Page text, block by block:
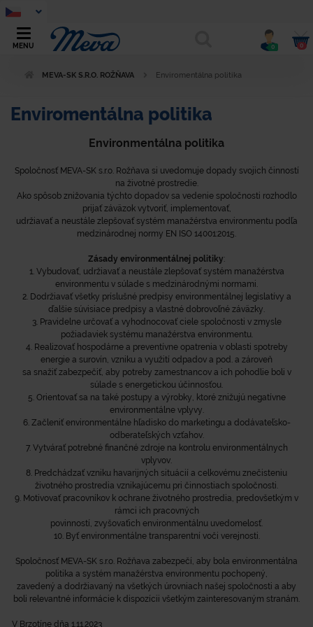
MENU 0 0
MEVA-SK S.R.O. ROŽŇAVA Enviromentálna politika
Enviromentálna politika
Environmentálna politika
Spoločnosť MEVA-SK s.r.o. Rožňava si uvedomuje dopady svojich činností
na životné prostredie.
Ako spôsob znižovania týchto dopadov sa vedenie spoločnosti rozhodlo
prijať záväzok vytvoriť, implementovať,
udržiavať a neustále zlepšovať systém manažérstva environmentu podľa
medzinárodnej normy EN ISO 14001:2015.
Zásady environmentálnej politiky:
1. Vybudovať, udržiavať a neustále zlepšovať systém manažérstva
environmentu v súlade s medzinárodnými normami.
2. Dodržiavať všetky príslušné predpisy environmentálnej legislatívy a
ďalšie súvisiace predpisy a vlastné dobrovoľné záväzky.
3. Pravidelne určovať a vyhodnocovať ciele spoločnosti v zmysle
požiadaviek systému manažérstva environmentu.
4. Realizovať hospodárne a preventívne opatrenia v oblasti spotreby
energie a surovín, vzniku a využití odpadov a pod. a zároveň
sa snažiť zabezpečiť, aby potreby zamestnancov a ich pohodlie boli v
súlade s energetickou účinnosťou.
5. Orientovať sa na také postupy a výrobky, ktoré znižujú negatívne
environmentálne vplyvy.
6. Začleniť environmentálne hľadisko do marketingu a dodávateľsko-
odberateľských vzťahov.
7. Vytvárať potrebné finančné zdroje na kontrolu environmentálnych
vplyvov.
8. Predchádzať vzniku havarijných situácií a celkovému znečisteniu
životného prostredia vznikajúcemu pri činnostiach spoločnosti.
9. Motivovať pracovníkov k ochrane životného prostredia, predovšetkým v
rámci ich pracovných
povinností, zvyšovaťich environmentálnu uvedomelosť.
10. Byť environmentálne transparentní voči verejnosti.
Spoločnosť MEVA-SK s.r.o. Rožňava zabezpečí, aby bola environmentálna
politika a systém manažérstva environmentu pochopený,
zavedený a dodržiavaný na všetkých úrovniach našej spoločnosti a aby
boli relevantné informácie k dispozícii všetkým zainteresovaným stranám.
V Brzotíne dňa 1.11.2023